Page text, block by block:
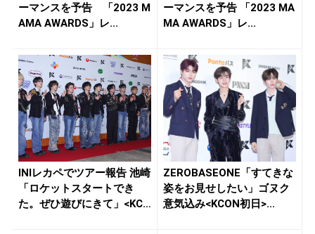
ーマンスを予告 「2023 M
AMA AWARDS」レ...
ーマンスを予告 「2023 MA
MA AWARDS」レ...
INIレカペでツアー報告 池崎
「ロケットスタートでき
た。ぜひ遊びにきて」<KC
ZEROBASEONE「すてきな
姿をお見せしたい」ゴヌク
意気込み<KCON初日>...